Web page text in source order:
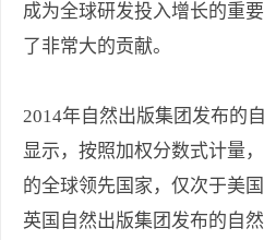
成为全球研发投入增长的重
了非常大的贡献。
2014年自然出版集团发布的
显示，按照加权分数式计量
的全球领先国家，仅次于美
英国自然出版集团发布的自